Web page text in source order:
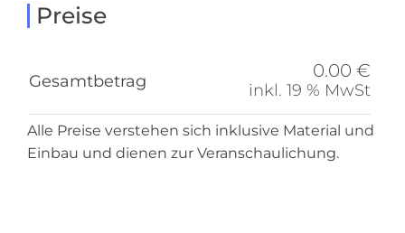
Preise
Gesamtbetrag 0.00 €
inkl. 19 % MwSt
Alle Preise verstehen sich inklusive Material und
Einbau und dienen zur Veranschaulichung.